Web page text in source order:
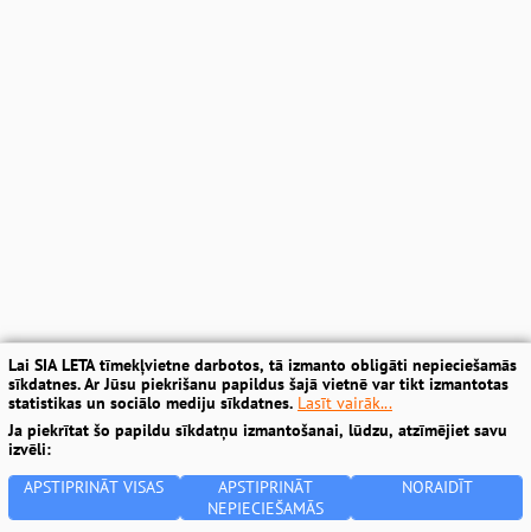
Lai SIA LETA tīmekļvietne darbotos, tā izmanto obligāti nepieciešamās
sīkdatnes. Ar Jūsu piekrišanu papildus šajā vietnē var tikt izmantotas
statistikas un sociālo mediju sīkdatnes. Lasīt vairāk...
Ja piekrītat šo papildu sīkdatņu izmantošanai, lūdzu, atzīmējiet savu
izvēli:
APSTIPRINĀT VISAS
APSTIPRINĀT
NEPIECIEŠAMĀS
NORAIDĪT